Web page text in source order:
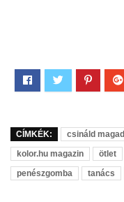
CÍMKÉK: csináld magad
kolor.hu magazin
ötlet
penészgomba
tanács